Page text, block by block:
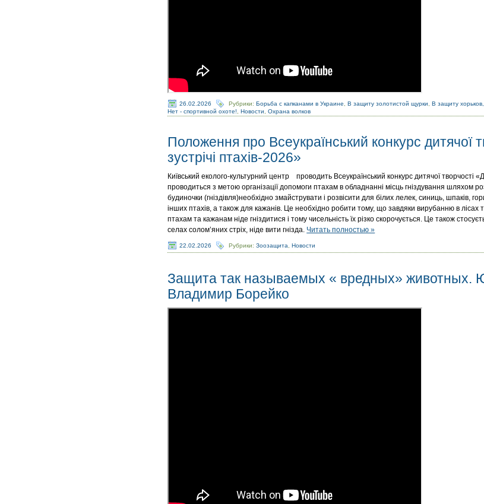
26.02.2026 Рубрики:Борьба с капканами в Украине ,В защиту золотистой щурки ,В защиту
Нет - спортивной охоте!
,Новости ,Охрана волков
Положення про Всеукраїнський конкурс дитячої
зустрічі птахів-2026»
Київський еколого-культурний центр проводить Всеукраїнський конкурс дитячої творчості
проводиться з метою організації допомоги птахам в обладнанні місць гніздування шляхом
будиночки (гніздівля)необхідно змайструвати і розвісити для білих лелек, синиць, шпаків,
інших птахів, а також для кажанів. Це необхідно робити тому, що завдяки вирубанню в лісах
птахам та кажанам ніде гніздитися і тому чисельність їх різко скорочується. Це також
селах солом’яних стріх, ніде вити гнізда. Читать полностью »
22.02.2026 Рубрики:Зоозащита ,Новости
Защита так называемых « вредных» животных.
Владимир Борейко